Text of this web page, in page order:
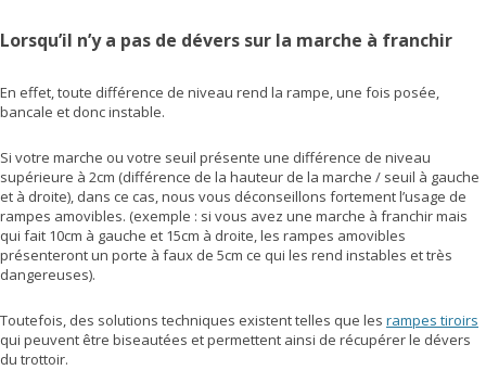
Lorsqu’il n’y a pas de dévers sur la marche à franchir
En effet, toute différence de niveau rend la rampe, une fois posée,
bancale et donc instable.
Si votre marche ou votre seuil présente une différence de niveau
supérieure à 2cm (différence de la hauteur de la marche / seuil à gauche
et à droite), dans ce cas, nous vous déconseillons fortement l’usage de
rampes amovibles. (exemple : si vous avez une marche à franchir mais
qui fait 10cm à gauche et 15cm à droite, les rampes amovibles
présenteront un porte à faux de 5cm ce qui les rend instables et très
dangereuses).
Toutefois, des solutions techniques existent telles que les rampes tiroirs
qui peuvent être biseautées et permettent ainsi de récupérer le dévers
du trottoir.